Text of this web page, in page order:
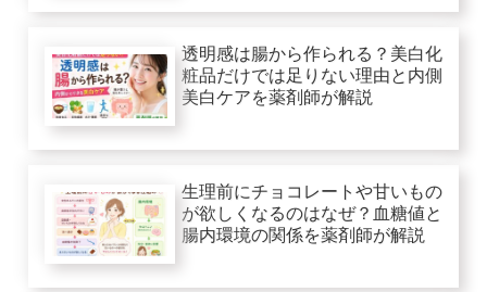
透明感は腸から作られる？美白化
粧品だけでは足りない理由と内側
美白ケアを薬剤師が解説
生理前にチョコレートや甘いもの
が欲しくなるのはなぜ？血糖値と
腸内環境の関係を薬剤師が解説